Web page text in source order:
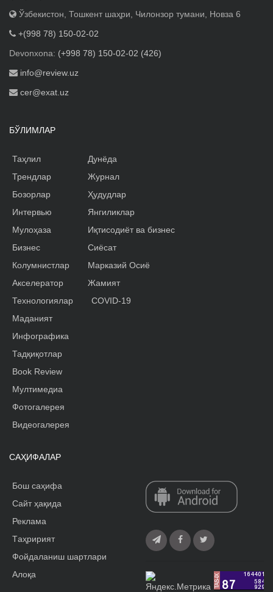
Ўзбекистон, Тошкент шаҳри, Чилонзор тумани, Новза 6
+(998 78) 150-02-02
Devonxona: (+998 78) 150-02-02 (426)
info@review.uz
cer@exat.uz
БЎЛИМЛАР
Таҳлил
Трендлар
Бозорлар
Интервью
Мулоҳаза
Бизнес
Колумнистлар
Акселератор
Дунёда
Журнал
Ҳудудлар
Янгиликлар
Иқтисодиёт ва бизнес
Сиёсат
Марказий Осиё
Жамият
Технологиялар
Маданият
Инфографика
Тадқиқотлар
Book Review
Мултимедиа
Фотогалерея
Видеогалерея
COVID-19
САҲИФАЛАР
Бош саҳифа
Сайт ҳақида
Реклама
Tаҳририят
Фойдаланиш шартлари
Алоқа